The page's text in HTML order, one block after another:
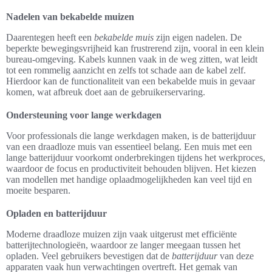
Nadelen van bekabelde muizen
Daarentegen heeft een bekabelde muis zijn eigen nadelen. De
beperkte bewegingsvrijheid kan frustrerend zijn, vooral in een klein
bureau-omgeving. Kabels kunnen vaak in de weg zitten, wat leidt
tot een rommelig aanzicht en zelfs tot schade aan de kabel zelf.
Hierdoor kan de functionaliteit van een bekabelde muis in gevaar
komen, wat afbreuk doet aan de gebruikerservaring.
Ondersteuning voor lange werkdagen
Voor professionals die lange werkdagen maken, is de batterijduur
van een draadloze muis van essentieel belang. Een muis met een
lange batterijduur voorkomt onderbrekingen tijdens het werkproces,
waardoor de focus en productiviteit behouden blijven. Het kiezen
van modellen met handige oplaadmogelijkheden kan veel tijd en
moeite besparen.
Opladen en batterijduur
Moderne draadloze muizen zijn vaak uitgerust met efficiënte
batterijtechnologieën, waardoor ze langer meegaan tussen het
opladen. Veel gebruikers bevestigen dat de batterijduurvan deze
apparaten vaak hun verwachtingen overtreft. Het gemak van